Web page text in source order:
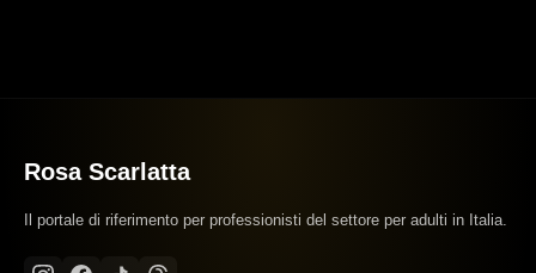
Rosa Scarlatta
Il portale di riferimento per professionisti del settore per adulti in Italia.